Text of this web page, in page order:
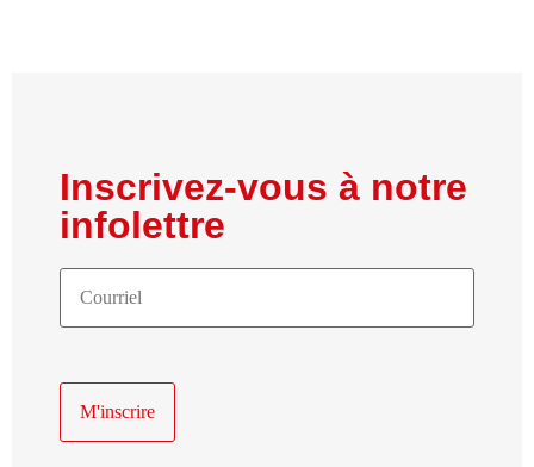
Inscrivez-vous à notre
infolettre
Courriel